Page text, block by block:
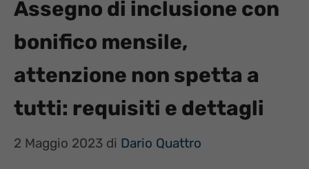
Assegno di inclusione con
bonifico mensile,
attenzione non spetta a
tutti: requisiti e dettagli
2 Maggio 2023 di Dario Quattro